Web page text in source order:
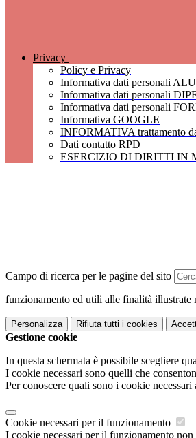
Privacy
Policy e Privacy
Informativa dati personali
Informativa dati personali
Informativa dati personali
Informativa GOOGLE
INFORMATIVA trattamento
Dati contatto RPD
ESERCIZIO DI DIRITTI IN
Campo di ricerca per le pagine del sito
funzionamento ed utili alle finalità illustrate
Personalizza Rifiuta tutti i cookies
Gestione cookie
In questa schermata è possibile scegliere
I cookie necessari sono quelli che
Per conoscere quali sono i cookie
Cookie necessari per il funzionamento
I cookie necessari per il funzionamento